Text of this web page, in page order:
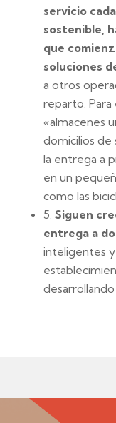
servicio
sostenible,
que
soluciones
a otros
reparto. Para
«almacenes
domicilios de
la entrega a
en un
como las
5. Siguen
entrega a
inteligentes